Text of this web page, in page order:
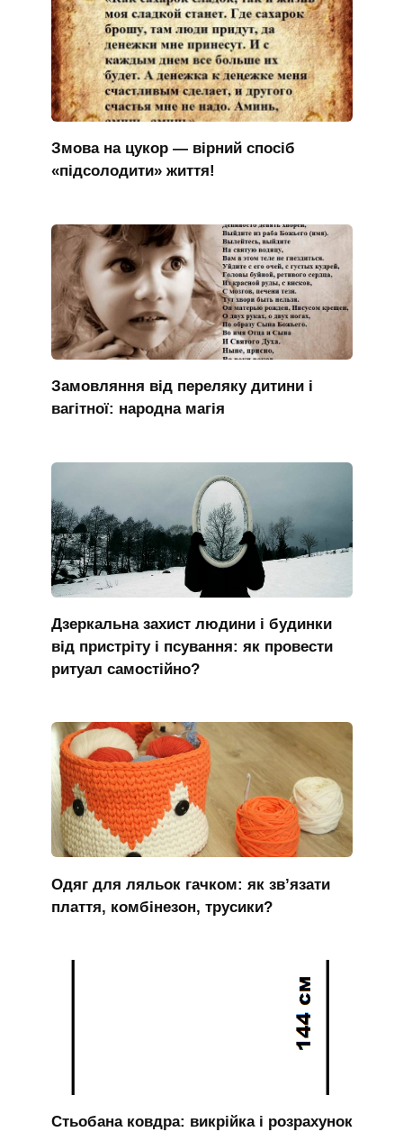
Змова на цукор — вірний спосіб
«підсолодити» життя!
Замовляння від переляку дитини і
вагітної: народна магія
Дзеркальна захист людини і будинки
від пристріту і псування: як провести
ритуал самостійно?
Одяг для ляльок гачком: як зв’язати
плаття, комбінезон, трусики?
Стьобана ковдра: викрійка і розрахунок